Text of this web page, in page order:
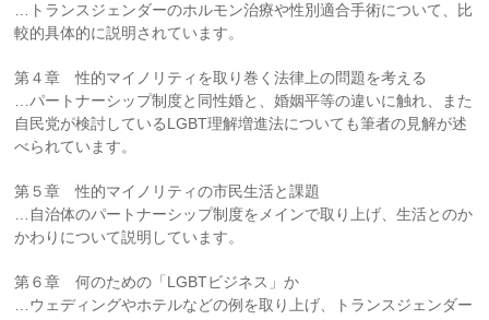
…トランスジェンダーのホルモン治療や性別適合手術について、比
較的具体的に説明されています。
第４章 性的マイノリティを取り巻く法律上の問題を考える
…パートナーシップ制度と同性婚と、婚姻平等の違いに触れ、また
自民党が検討しているLGBT理解増進法についても筆者の見解が述
べられています。
第５章 性的マイノリティの市民生活と課題
…自治体のパートナーシップ制度をメインで取り上げ、生活とのか
かわりについて説明しています。
第６章 何のための「LGBTビジネス」か
…ウェディングやホテルなどの例を取り上げ、トランスジェンダー